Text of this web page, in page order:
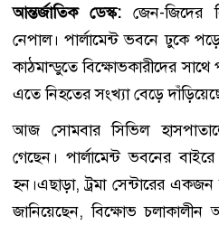
আন্তর্জাতিক ডেস্ক: জেন-জিদের
নেপাল। পার্লামেন্ট ভবনে ঢুকে
কাঠমান্ডুতে বিক্ষোভকারীদের
এতে নিহতের সংখ্যা বেড়ে
আজ সোমবার সিভিল
গেছেন। পার্লামেন্ট ভবনের
হন।এছাড়া, ট্রমা সেন্টারের
জানিয়েছেন, বিক্ষোভ